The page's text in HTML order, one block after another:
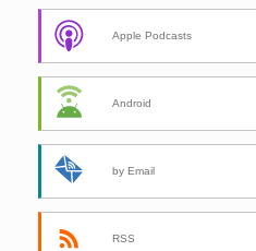
Apple Podcasts
Android
by Email
RSS